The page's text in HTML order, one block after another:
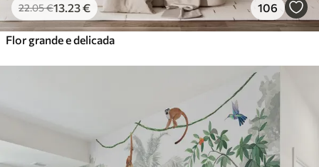
22.05€13 .23€ 106
Flor grande e delicada